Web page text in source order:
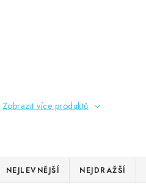
Zobrazit více produktů
NEJLEVNĚJŠÍ NEJDRAŽŠÍ